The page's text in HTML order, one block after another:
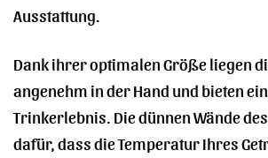
Ausstattung.
Dank ihrer optimalen Größe liegen
angenehm in der Hand und bieten
Trinkerlebnis. Die dünnen Wände
dafür, dass die Temperatur Ihres